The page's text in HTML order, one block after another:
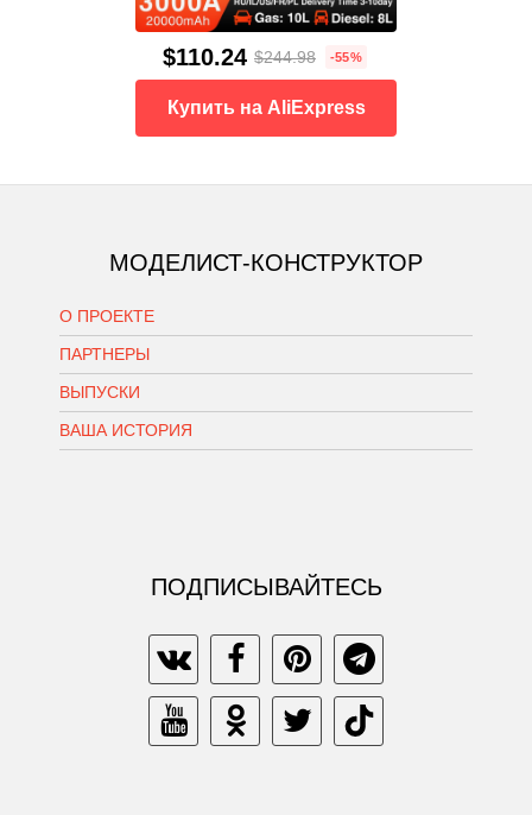
$110.24 $244.98 -55%
Купить на AliExpress
МОДЕЛИСТ-КОНСТРУКТОР
О ПРОЕКТЕ
ПАРТНЕРЫ
ВЫПУСКИ
ВАША ИСТОРИЯ
ПОДПИСЫВАЙТЕСЬ